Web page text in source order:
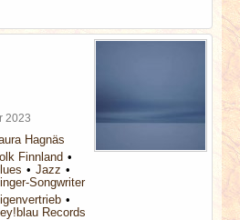
2023
Hagnäs
Finnland
Jazz
Songwriter
Records